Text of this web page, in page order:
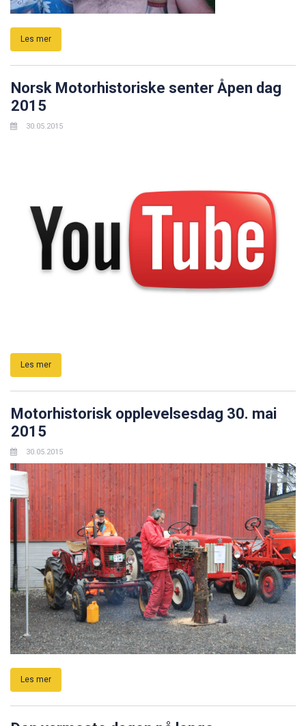
Les mer
Norsk Motorhistoriske senter Åpen dag
2015
30.05.2015
Les mer
Motorhistorisk opplevelsesdag 30. mai
2015
30.05.2015
Les mer